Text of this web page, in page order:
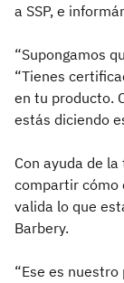
a SSP, e
“Supongamos
“Tienes
en tu producto.
estás diciendo
Con ayuda de
compartir cómo
valida lo que
Barbery.
“Ese es